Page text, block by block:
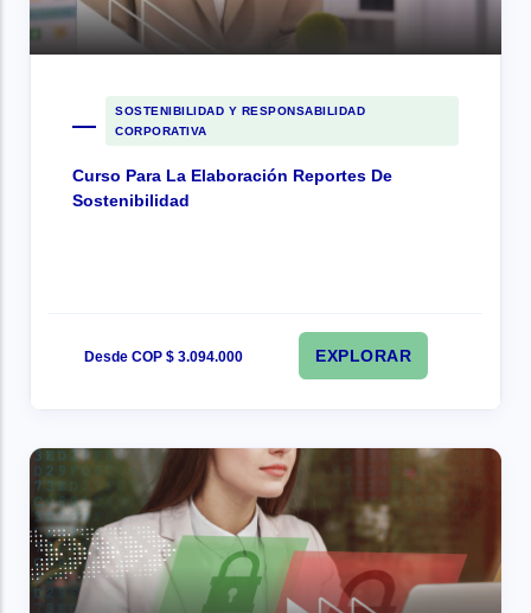
SOSTENIBILIDAD Y RESPONSABILIDAD
CORPORATIVA
Curso Para La Elaboración Reportes De
Sostenibilidad
Desde COP $ 3.094.000 EXPLORAR